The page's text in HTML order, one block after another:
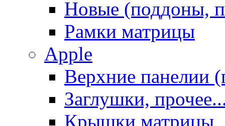
Новые (поддоны,
Рамки матрицы
Apple
Верхние панелии
Заглушки,
Крышки матрицы